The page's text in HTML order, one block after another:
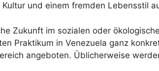
und einem fremden Lebensstil
Zukunft im sozialen oder
Praktikum in Venezuela ganz
angeboten. Üblicherweise